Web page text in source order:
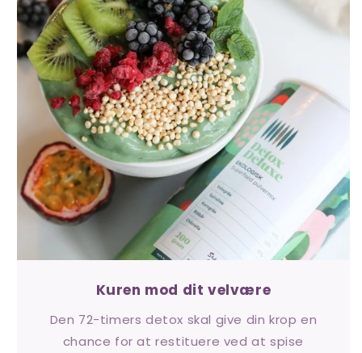
Kuren mod dit velvære
Den 72-timers detox skal give din krop en
chance for at restituere ved at spise